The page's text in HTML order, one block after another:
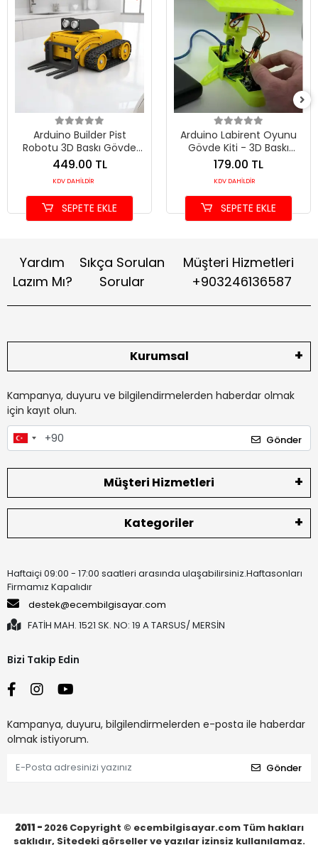
Arduino Builder Pist
Robotu 3D Baskı Gövde
Seti - Vida Seti Dahil
449.00 TL
KDV DAHİLDİR
SEPETE EKLE
Arduino Labirent Oyunu
Gövde Kiti - 3D Baskı
Plastik Set - Vida Seti
179.00 TL
KDV DAHİLDİR
SEPETE EKLE
Yardım
Lazım Mı?
Sıkça Sorulan
Sorular
Müşteri Hizmetleri
+903246136587
Kurumsal
Kampanya, duyuru ve bilgilendirmelerden haberdar olmak
için kayıt olun.
Gönder
Müşteri Hizmetleri
Kategoriler
Haftaiçi 09:00 - 17:00 saatleri arasında ulaşabilirsiniz.Haftasonları
Firmamız Kapalıdır
destek@ecembilgisayar.com
FATİH MAH. 1521 SK. NO: 19 A TARSUS/ MERSİN
Bizi Takip Edin
Kampanya, duyuru, bilgilendirmelerden e-posta ile haberdar
olmak istiyorum.
Gönder
2011 - 2026 Copyright © ecembilgisayar.com Tüm hakları
saklıdır, Sitedeki görseller ve yazılar izinsiz kullanılamaz.